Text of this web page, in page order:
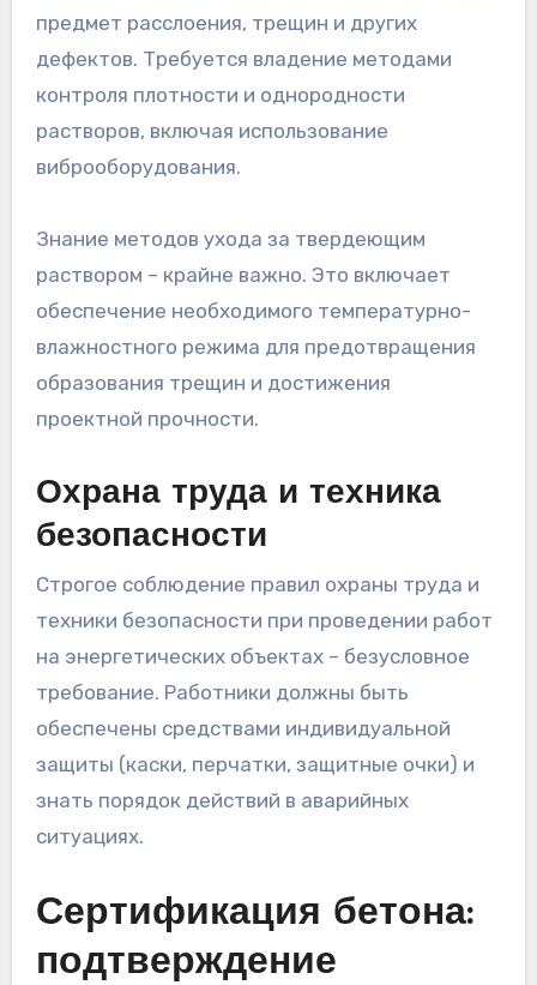
предмет расслоения, трещин и других
дефектов. Требуется владение методами
контроля плотности и однородности
растворов, включая использование
виброоборудования.
Знание методов ухода за твердеющим
раствором – крайне важно. Это включает
обеспечение необходимого температурно-
влажностного режима для предотвращения
образования трещин и достижения
проектной прочности.
Охрана труда и техника
безопасности
Строгое соблюдение правил охраны труда и
техники безопасности при проведении работ
на энергетических объектах – безусловное
требование. Работники должны быть
обеспечены средствами индивидуальной
защиты (каски, перчатки, защитные очки) и
знать порядок действий в аварийных
ситуациях.
Сертификация бетона:
подтверждение